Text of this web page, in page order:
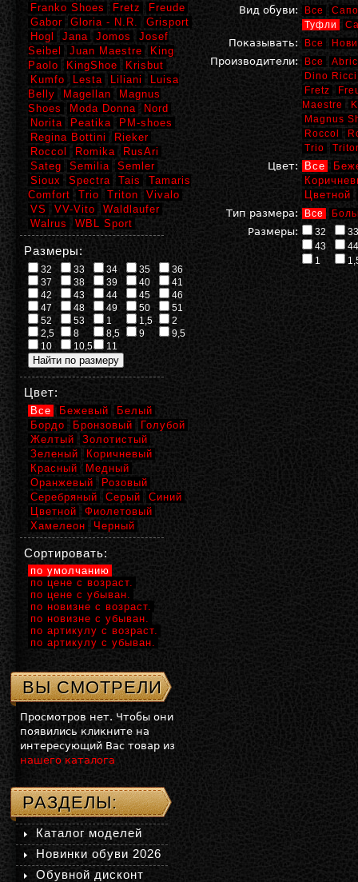
Вид обуви: Все
Туфли
Показывать: Все
Производители: Все
Dino Ricci
Fretz
Maestre
Magnus
Roccol
Trio
Цвет: Все
Цветной
Тип размера:
Все
Размеры: 32
33
43
44
1
Franko Shoes
Fretz
Freude
Gabor
Gloria - N.R.
Grisport
Hogl
Jana Jomos
Josef
Seibel
Juan Maestre
King
Paolo
KingShoe
Krisbut
Kumfo
Lesta Liliani
Luisa
Belly
Magellan
Magnus
Shoes
Moda Donna
Nord
Norita
Peatika
PM-shoes
Regina Bottini
Rieker
Roccol
Romika
RusAri
Sateg
Semilia
Semler
Sioux
Spectra Tais
Tamaris
Comfort
Trio Triton
Vivalo
VS
VV-Vito
Waldlaufer
Walrus
WBL Sport
Размеры:
32 33 34 35
36
37
38 39 40
41
42
43 44 45
46
47
48 49 50
51
52
53 1 1,5
2
2,5
8 8,5 9
9,5
10
10,5 11
Цвет:
Все Бежевый
Белый
Бордо
Бронзовый
Голубой
Желтый
Золотистый
Зеленый
Коричневый
Красный
Медный
Оранжевый
Розовый
Серебряный
Серый
Синий
Цветной
Фиолетовый
Хамелеон
Черный
Сортировать:
по умолчанию
по цене с возраст.
по цене с убыван.
по новизне с возраст.
по новизне с убыван.
по артикулу с возраст.
по артикулу с убыван.
ВЫ СМОТРЕЛИ
Просмотров нет. Чтобы они
появились кликните на
интересующий Вас товар из
нашего каталога
РАЗДЕЛЫ:
Каталог моделей
Новинки обуви 2026
Обувной дисконт